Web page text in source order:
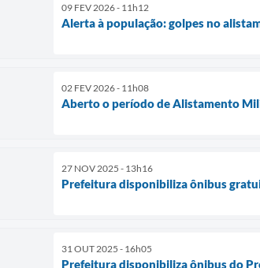
09 FEV 2026 - 11h12
Alerta à população: golpes no
02 FEV 2026 - 11h08
Aberto o período de Alistamento
27 NOV 2025 - 13h16
Prefeitura disponibiliza ônibus
31 OUT 2025 - 16h05
Prefeitura disponibiliza ônibus do